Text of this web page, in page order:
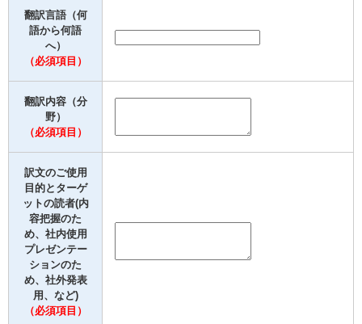
翻訳言語（何
語から何語
へ）
（必須項目）
翻訳内容（分
野）
（必須項目）
訳文のご使用
目的とターゲ
ットの読者(内
容把握のた
め、社内使用
プレゼンテー
ションのた
め、社外発表
用、など)
（必須項目）